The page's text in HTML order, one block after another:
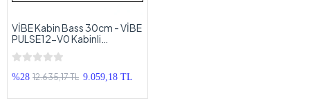
VİBE Kabin Bass 30cm - VİBE
PULSE12-V0 Kabinli
Subwoofer - 30 cm Pro
Kabinli Bass
%28 12.635,17 TL 9.059,18 TL